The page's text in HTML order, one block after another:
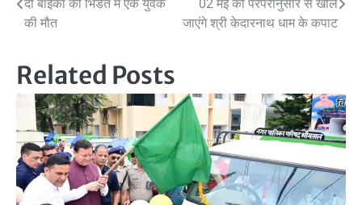
Post
दो बाइकों की भिडंत में एक युवक
की मौत
02 मई को परंपरानुसार से खोले
जाएंगे श्री केदारनाथ धाम के कपाट
Related Posts